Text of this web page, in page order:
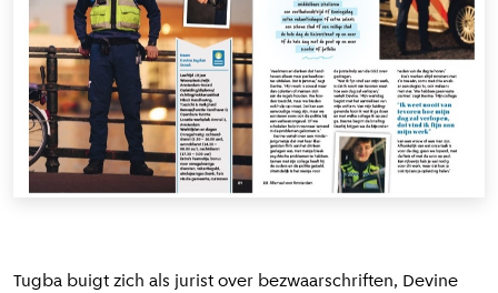
Tugba buigt zich als jurist over bezwaarschriften, Devine